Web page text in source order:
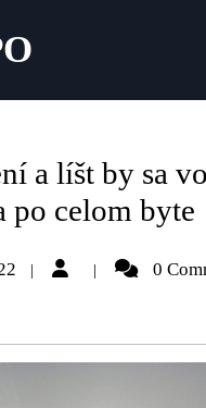
a líšt by sa
po celom byte
| | 0